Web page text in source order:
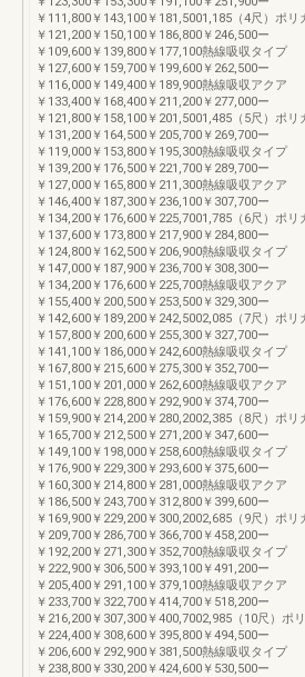
￥111,800￥143,100￥181,5001,185（4尺）ポリ
￥121,200￥150,100￥186,800￥246,500ー
￥109,600￥139,800￥177,100熱線吸収タイプ
￥127,600￥159,700￥199,600￥262,500ー
￥116,000￥149,400￥189,900熱線吸収アクア
￥133,400￥168,400￥211,200￥277,000ー
￥121,800￥158,100￥201,5001,485（5尺）ポリ
￥131,200￥164,500￥205,700￥269,700ー
￥119,000￥153,800￥195,300熱線吸収タイプ
￥139,200￥176,500￥221,700￥289,700ー
￥127,000￥165,800￥211,300熱線吸収アクア
￥146,400￥187,300￥236,100￥307,700ー
￥134,200￥176,600￥225,7001,785（6尺）ポリ
￥137,600￥173,800￥217,900￥284,800ー
￥124,800￥162,500￥206,900熱線吸収タイプ
￥147,000￥187,900￥236,700￥308,300ー
￥134,200￥176,600￥225,700熱線吸収アクア
￥155,400￥200,500￥253,500￥329,300ー
￥142,600￥189,200￥242,5002,085（7尺）ポリ
￥157,800￥200,600￥255,300￥327,700ー
￥141,100￥186,000￥242,600熱線吸収タイプ
￥167,800￥215,600￥275,300￥352,700ー
￥151,100￥201,000￥262,600熱線吸収アクア
￥176,600￥228,800￥292,900￥374,700ー
￥159,900￥214,200￥280,2002,385（8尺）ポリ
￥165,700￥212,500￥271,200￥347,600ー
￥149,100￥198,000￥258,600熱線吸収タイプ
￥176,900￥229,300￥293,600￥375,600ー
￥160,300￥214,800￥281,000熱線吸収アクア
￥186,500￥243,700￥312,800￥399,600ー
￥169,900￥229,200￥300,2002,685（9尺）ポリ
￥209,700￥286,700￥366,700￥458,200ー
￥192,200￥271,300￥352,700熱線吸収タイプ
￥222,900￥306,500￥393,100￥491,200ー
￥205,400￥291,100￥379,100熱線吸収アクア
￥233,700￥322,700￥414,700￥518,200ー
￥216,200￥307,300￥400,7002,985（10尺）ポ
￥224,400￥308,600￥395,800￥494,500ー
￥206,600￥292,900￥381,500熱線吸収タイプ
￥238,800￥330,200￥424,600￥530,500ー